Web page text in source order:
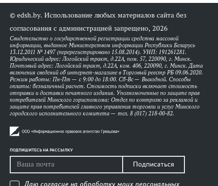
© edsh.by. Использование любых материалов сайта без
согласования с администрацией запрещено, 2026
Свидетельство о государственной регистрации средства массовой
информации, выданное Министерством информации Республики Беларусь
13.12.2011 № 1497 (перерегистрировано 15.08.2014). УНП: 191261281.
Юридический адрес: Логойский тракт, д.22А, пом. 57, 220090, г. Минск.
Почтовый адрес: Логойский тракт, д.22А, ком. 406, 220090, г. Минск. Дата
включения сведений об интернет-магазине в Торговый реестр РБ 09.06.2020.
Режим работы: Пн-Пт — с 9:00 до 18:00. Сб-Вс — Выходной. Способы
оплаты: безналичный расчет. Стоимость подписки включает стоимость
отправки и доставки печатного издания. Уполномоченные по защите прав
потребителей Минского горисполкома: Отдел по контролю за рекламой и
защите прав потребителей главного управления торговли и услуг Минского
городского исполнительного комитета — тел. 8 (017) 218-00-82.
ПОДПИШИТЕСЬ НА РАССЫЛКУ
Подписаться
Даю согласие на обработку моих персональных